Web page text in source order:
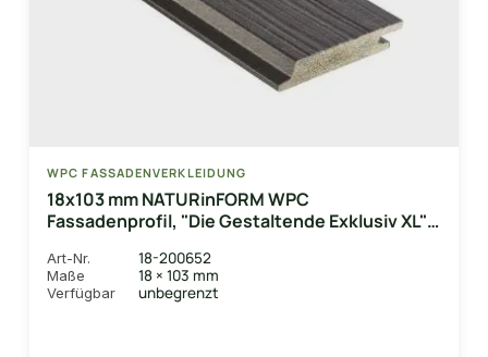
WPC FASSADENVERKLEIDUNG
18x103 mm NATURinFORM WPC
Fassadenprofil, "Die Gestaltende Exklusiv XL"
Deckmaß: 99mm
Art-Nr. 18-200652
Maße 18 × 103 mm
Verfügbar unbegrenzt